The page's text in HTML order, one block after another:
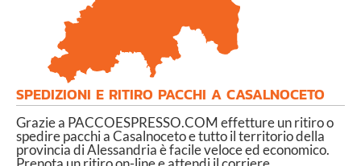
SPEDIZIONI E RITIRO PACCHI A CASALNOCETO
Grazie a PACCOESPRESSO.COM effetture un ritiro o
spedire pacchi a Casalnoceto e tutto il territorio della
provincia di Alessandria è facile veloce ed economico.